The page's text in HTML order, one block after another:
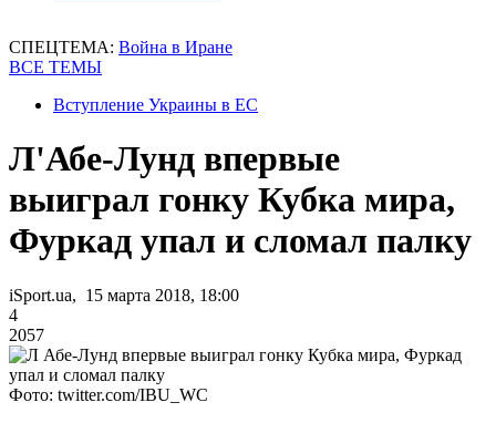
СПЕЦТЕМА: Война в Иране
ВСЕ ТЕМЫ
Вступление Украины в ЕС
Л'Абе-Лунд впервые
выиграл гонку Кубка мира,
Фуркад упал и сломал палку
iSport.ua, 15 марта 2018, 18:00
4
2057
Фото: twitter.com/IBU_WC